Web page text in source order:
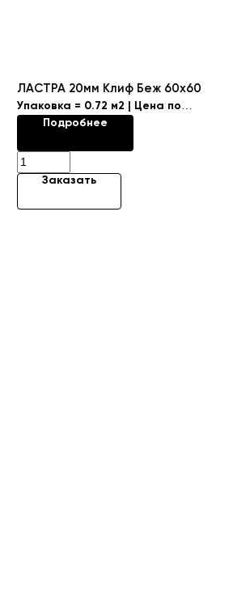
ЛАСТРА 20мм Клиф Беж 60x60
Упаковка = 0.72 м2 | Цена по
запросуПодробнее
Заказать